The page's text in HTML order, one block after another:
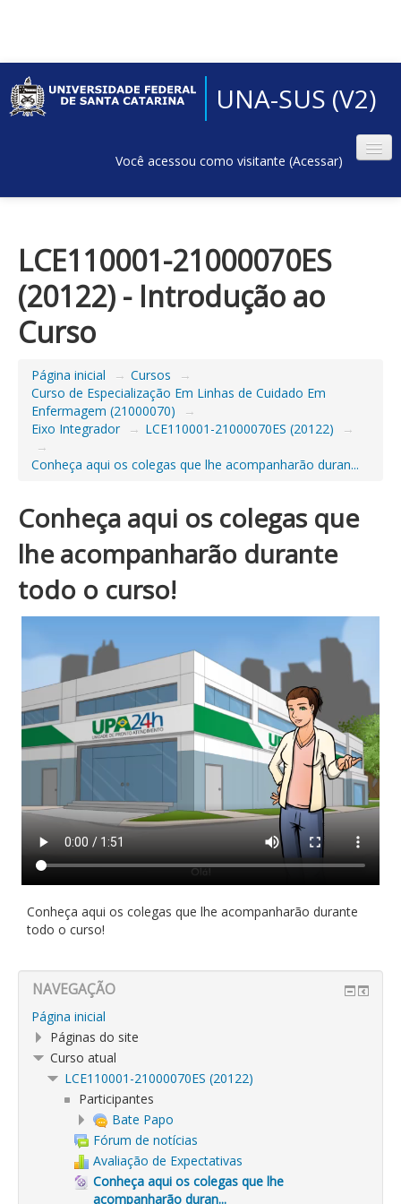
UNA-SUS (V2)
Você acessou como visitante (Acessar)
LCE110001-21000070ES
(20122) - Introdução ao
Curso
Página inicial → Cursos
→
Curso de Especialização Em Linhas de Cuidado Em
Enfermagem (21000070)
→
Eixo Integrador
→ LCE110001-21000070ES (20122)
→
→
Conheça aqui os colegas que lhe acompanharão duran...
Conheça aqui os colegas que
lhe acompanharão durante
todo o curso!
Conheça aqui os colegas que lhe acompanharão durante
todo o curso!
NAVEGAÇÃO
Página inicial
Páginas do site
Curso atual
LCE110001-21000070ES (20122)
Participantes
Bate Papo
Fórum de notícias
Avaliação de Expectativas
Conheça aqui os colegas que lhe
acompanharão duran...